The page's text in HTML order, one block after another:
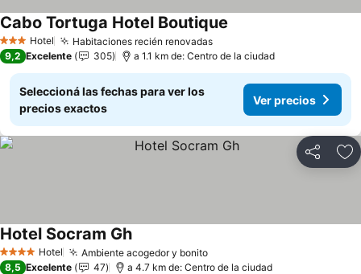
3 Estrellas
Hotel Habitaciones recién renovadasVer precios
Cabo Tortuga Hotel Boutique
9,2 Excelente 305 a 1.1 km de: Centro de la ciudad
Seleccioná las fechas para ver los
precios exactos
Ver precios
Compartir
4 EstrellasHotel Ambiente acogedor y bonitoVer precios
Hotel Socram GhVer precios
8,5 Excelente 47 a 4.7 km de: Centro de la ciudad